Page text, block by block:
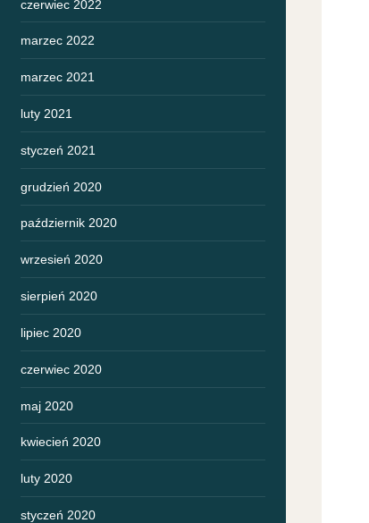
czerwiec 2022
marzec 2022
marzec 2021
luty 2021
styczeń 2021
grudzień 2020
październik 2020
wrzesień 2020
sierpień 2020
lipiec 2020
czerwiec 2020
maj 2020
kwiecień 2020
luty 2020
styczeń 2020